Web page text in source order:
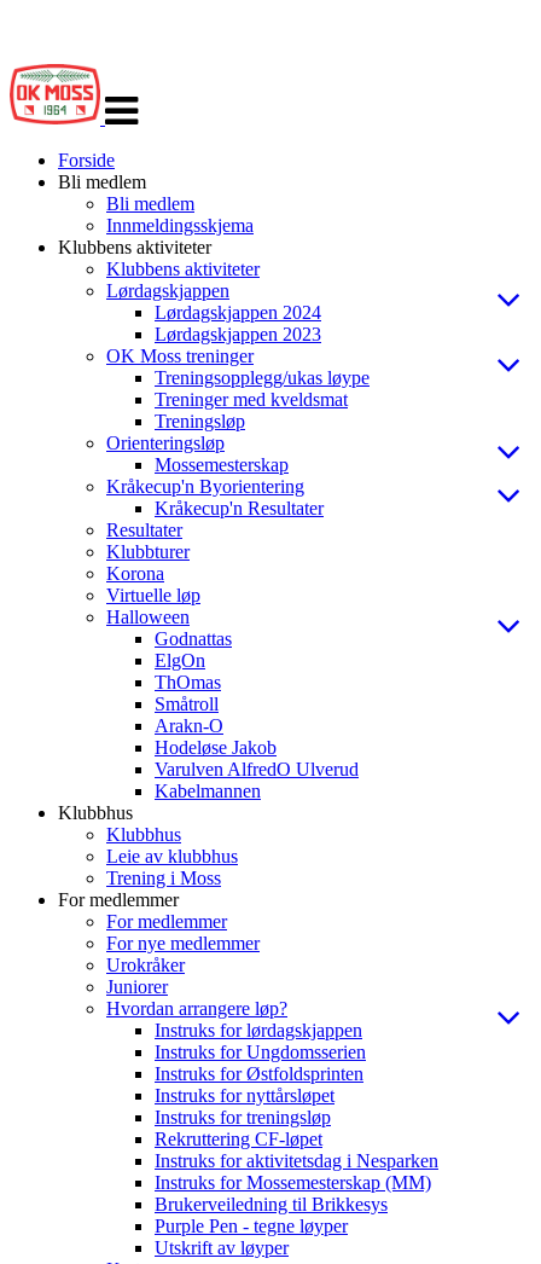
navigasjon
Forside
Bli medlem
Bli medlem
Innmeldingsskjema
Klubbens aktiviteter
Klubbens aktiviteter
Lørdagskjappen
Lørdagskjappen 2024
Lørdagskjappen 2023
OK Moss treninger
Treningsopplegg/ukas løype
Treninger med kveldsmat
Treningsløp
Orienteringsløp
Mossemesterskap
Kråkecup'n Byorientering
Kråkecup'n Resultater
Resultater
Klubbturer
Korona
Virtuelle løp
Halloween
Godnattas
ElgOn
ThOmas
Småtroll
Arakn-O
Hodeløse Jakob
Varulven AlfredO Ulverud
Kabelmannen
Klubbhus
Klubbhus
Leie av klubbhus
Trening i Moss
For medlemmer
For medlemmer
For nye medlemmer
Urokråker
Juniorer
Hvordan arrangere løp?
Instruks for lørdagskjappen
Instruks for Ungdomsserien
Instruks for Østfoldsprinten
Instruks for nyttårsløpet
Instruks for treningsløp
Rekruttering CF-løpet
Instruks for aktivitetsdag i Nesparken
Instruks for Mossemesterskap (MM)
Brukerveiledning til Brikkesys
Purple Pen - tegne løyper
Utskrift av løyper